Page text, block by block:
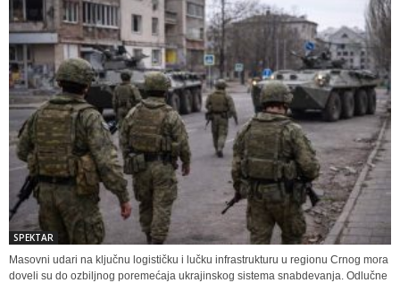
SPEKTAR
Masovni udari na ključnu logističku i lučku infrastrukturu u regionu Crnog mora
doveli su do ozbiljnog poremećaja ukrajinskog sistema snabdevanja. Odlučne